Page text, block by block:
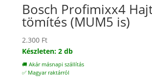
Bosch Profimixx4
tömítés (MUM5 is)
2.300 Ft
Készleten: 2 db
🚚 Akár másnapi szállítás
✅ Magyar raktárról